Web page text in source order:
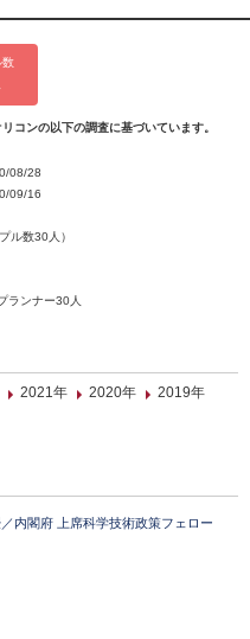
数
コンの以下の調査に基づいています。
08/28
09/16
ル数30人）
ランナー30人
2021年 2020年
2019年
内閣府 上席科学技術政策フェロー